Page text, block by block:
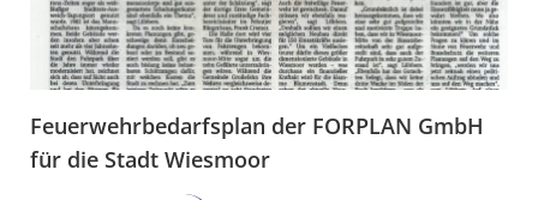
Feuerwehrbedarfsplan der FORPLAN GmbH
für die Stadt Wiesmoor